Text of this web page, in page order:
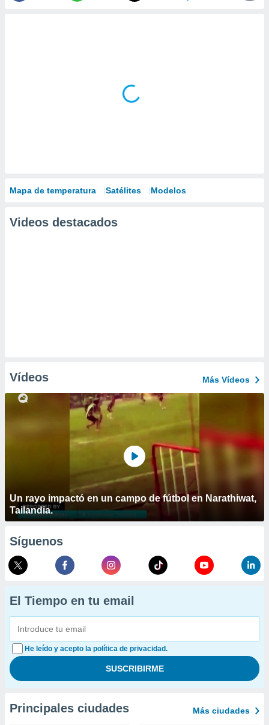
Mapa de temperatura Satélites Modelos
Videos destacados
Vídeos Más Vídeos
Un rayo impactó en un campo de fútbol en Narathiwat,
Tailandia.
Síguenos
El Tiempo en tu email
He leído y acepto la política de privacidad.
Principales ciudades Más ciudades